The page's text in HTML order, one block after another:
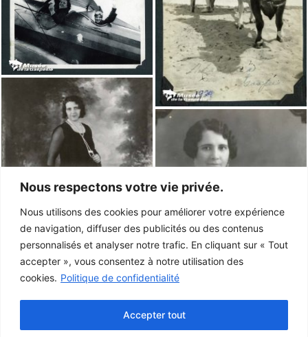
Nous respectons votre vie privée.
Nous utilisons des cookies pour améliorer votre expérience
de navigation, diffuser des publicités ou des contenus
personnalisés et analyser notre trafic. En cliquant sur « Tout
accepter », vous consentez à notre utilisation des
cookies. Politique de confidentialité
Accepter tout